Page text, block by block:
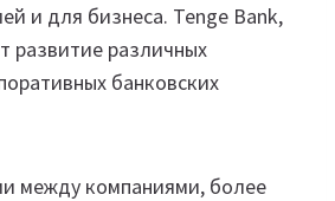
и для бизнеса. Tenge Bank,
развитие различных
банковских
между компаниями, более